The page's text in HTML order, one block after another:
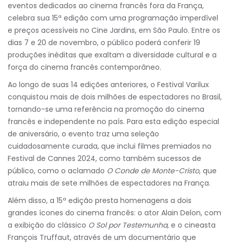
eventos dedicados ao cinema francês fora da França,
celebra sua 15ª edição com uma programação imperdível
e preços acessíveis no Cine Jardins, em São Paulo. Entre os
dias 7 e 20 de novembro, o público poderá conferir 19
produções inéditas que exaltam a diversidade cultural e a
força do cinema francês contemporâneo.
Ao longo de suas 14 edições anteriores, o Festival Varilux
conquistou mais de dois milhões de espectadores no Brasil,
tornando-se uma referência na promoção do cinema
francês e independente no país. Para esta edição especial
de aniversário, o evento traz uma seleção
cuidadosamente curada, que inclui filmes premiados no
Festival de Cannes 2024, como também sucessos de
público, como o aclamado O Conde de Monte-Cristo, que
atraiu mais de sete milhões de espectadores na França.
Além disso, a 15ª edição presta homenagens a dois
grandes ícones do cinema francês: o ator Alain Delon, com
a exibição do clássico O Sol por Testemunha, e o cineasta
François Truffaut, através de um documentário que